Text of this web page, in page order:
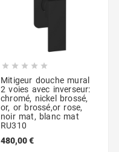
    
Mitigeur douche mural
2 voies avec inverseur:
chromé, nickel brossé,
or, or brossé,or rose,
noir mat, blanc mat
RU310
480,00 €